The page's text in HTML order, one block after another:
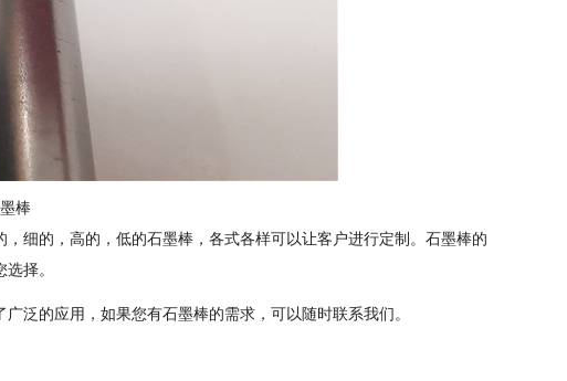
棒
细的，高的，低的石墨棒，各式各样可以让客户进行定制。石墨棒的
择。
泛的应用，如果您有石墨棒的需求，可以随时联系我们。